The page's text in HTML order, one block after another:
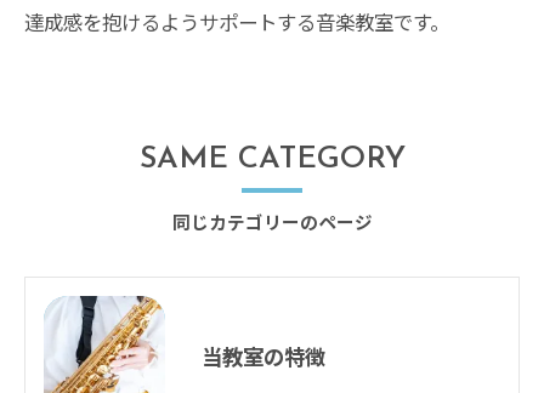
達成感を抱けるようサポートする音楽教室です。
同じカテゴリーのページ
SAME CATEGORY
当教室の特徴